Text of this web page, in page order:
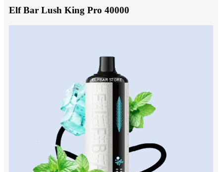
Elf Bar Lush King Pro 40000